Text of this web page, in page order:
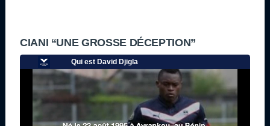
CIANI “UNE GROSSE DÉCEPTION”